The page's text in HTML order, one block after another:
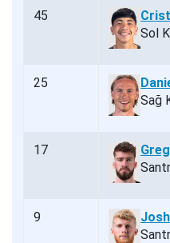
45
Sol
25
Sağ
17
9